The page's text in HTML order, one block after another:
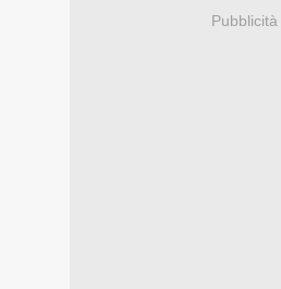
Pubblicità